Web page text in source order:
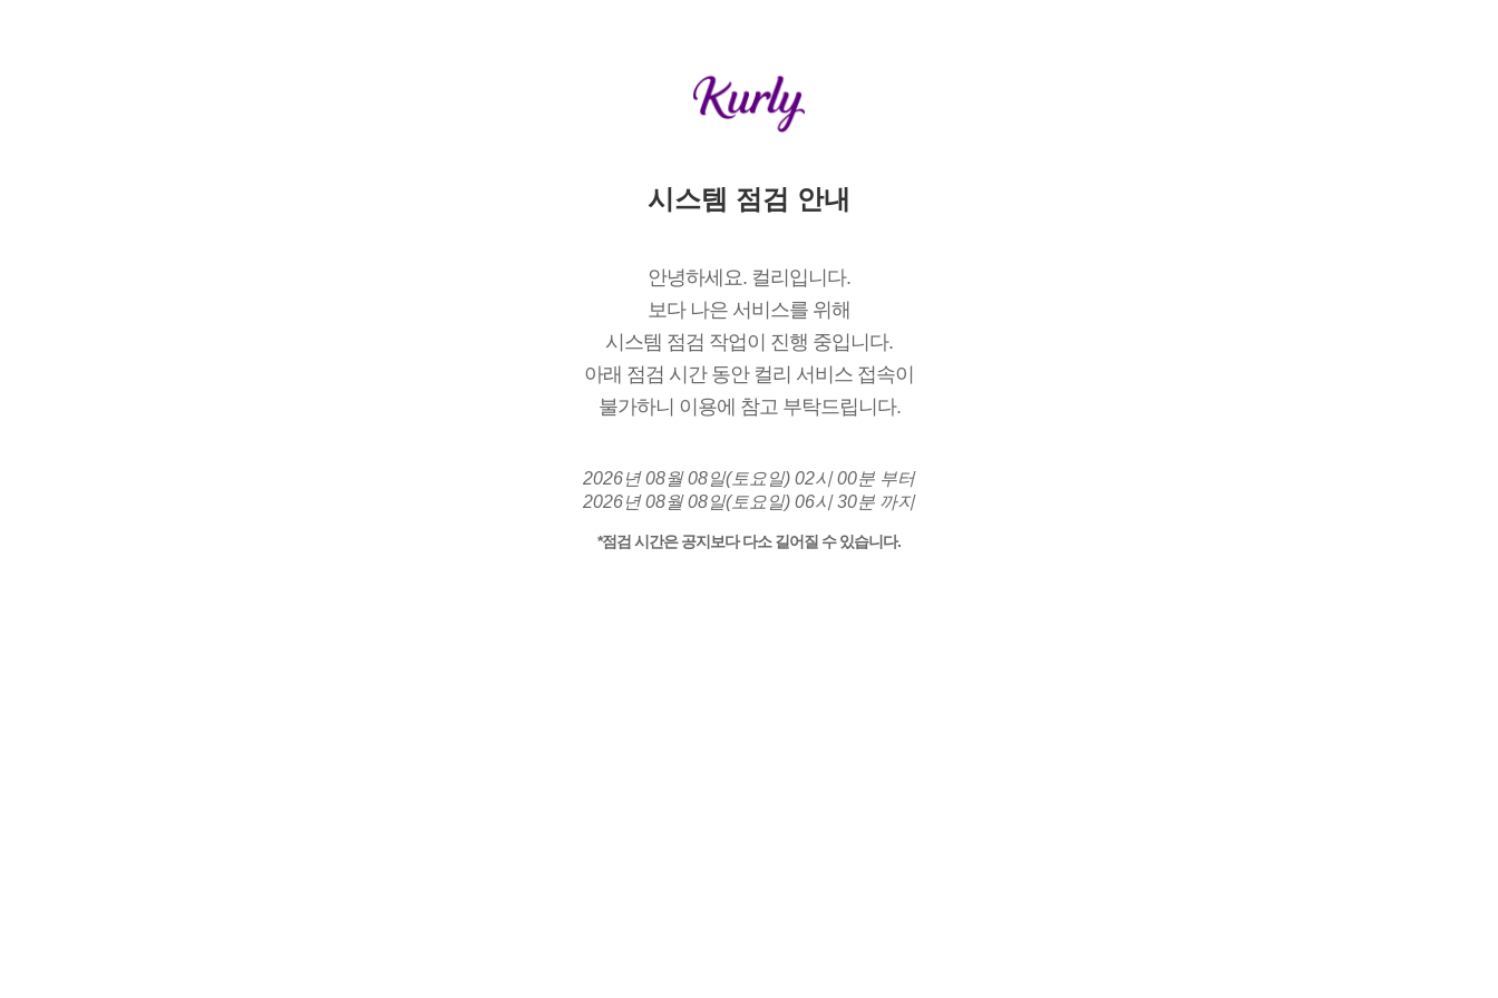
시스템 점검 안내
안녕하세요. 컬리입니다.
보다 나은 서비스를 위해
시스템 점검 작업이 진행 중입니다.
아래 점검 시간 동안 컬리 서비스 접속이
불가하니 이용에 참고 부탁드립니다.
2026년 08월 08일(토요일) 02시 00분 부터
2026년 08월 08일(토요일) 06시 30분 까지
*점검 시간은 공지보다 다소 길어질 수 있습니다.